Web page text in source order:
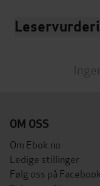
OM OSS
Om Ebok.no
Ledige stillinger
Følg oss på Facebook